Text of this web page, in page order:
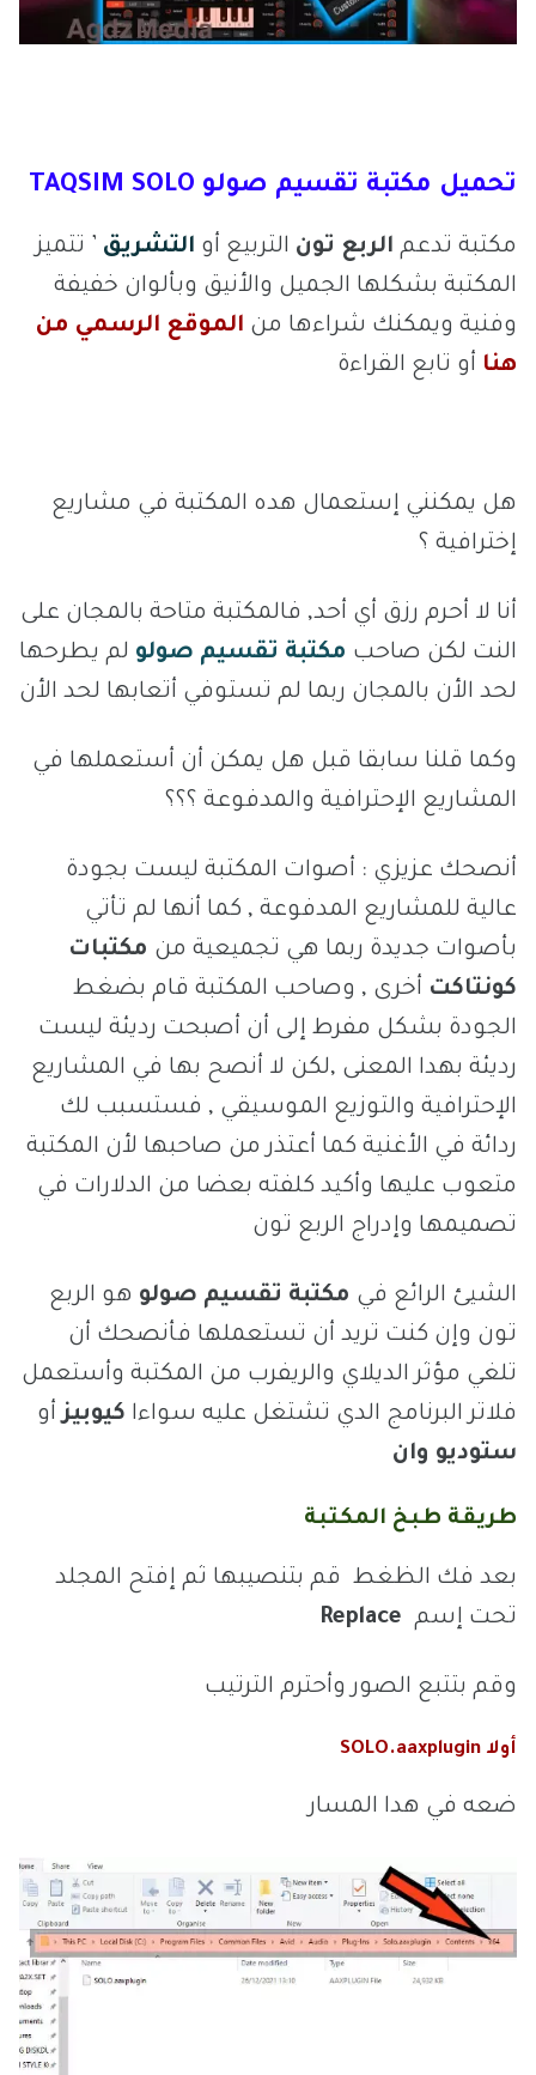
تحميل مكتبة تقسيم صولو TAQSIM SOLO
مكتبة تدعم الربع تون التربيع أو التشريق ’ تتميز
المكتبة بشكلها الجميل والأنيق وبألوان خفيفة
وفنية ويمكنك شراءها من الموقع الرسمي من
هنا أو تابع القراءة
هل يمكنني إستعمال هده المكتبة في مشاريع
إخترافية ؟
أنا لا أحرم رزق أي أحد, فالمكتبة متاحة بالمجان على
النت لكن صاحب مكتبة تقسيم صولو لم يطرحها
لحد الأن بالمجان ربما لم تستوفي أتعابها لحد الأن
وكما قلنا سابقا قبل هل يمكن أن أستعملها في
المشاريع الإحترافية والمدفوعة ؟؟؟
أنصحك عزيزي : أصوات المكتبة ليست بجودة
عالية للمشاريع المدفوعة , كما أنها لم تأتي
بأصوات جديدة ربما هي تجميعية من مكتبات
كونتاكت أخرى , وصاحب المكتبة قام بضغط
الجودة بشكل مفرط إلى أن أصبحت رديئة ليست
رديئة بهدا المعنى ,لكن لا أنصح بها في المشاريع
الإحترافية والتوزيع الموسيقي , فستسبب لك
ردائة في الأغنية كما أعتذر من صاحبها لأن المكتبة
متعوب عليها وأكيد كلفته بعضا من الدلارات في
تصميمها وإدراج الربع تون
الشيئ الرائع في مكتبة تقسيم صولو هو الربع
تون وإن كنت تريد أن تستعملها فأنصحك أن
تلغي مؤثر الديلاي والريفرب من المكتبة وأستعمل
فلاتر البرنامج الدي تشتغل عليه سواءا كيوبيز أو
ستوديو وان
طريقة طبخ المكتبة
بعد فك الظغط قم بتنصيبها ثم إفتح المجلد
تحت إسم Replace
وقم بتتبع الصور وأحترم الترتيب
أولا SOLO.aaxplugin
ضعه في هدا المسار